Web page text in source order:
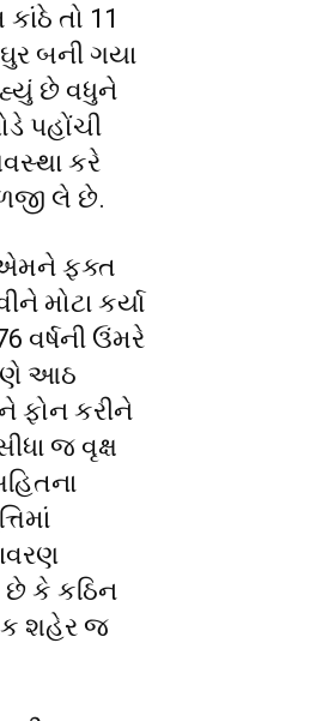
તો 11
બની ગયા
છે વધુને
પહોંચી
કરે
લે છે.
એમને ફક્ત
મોટા કર્યા
ઉંમરે
આઠ
ફોન કરીને
જ વૃક્ષ
કે કઠિન
શહેર જ